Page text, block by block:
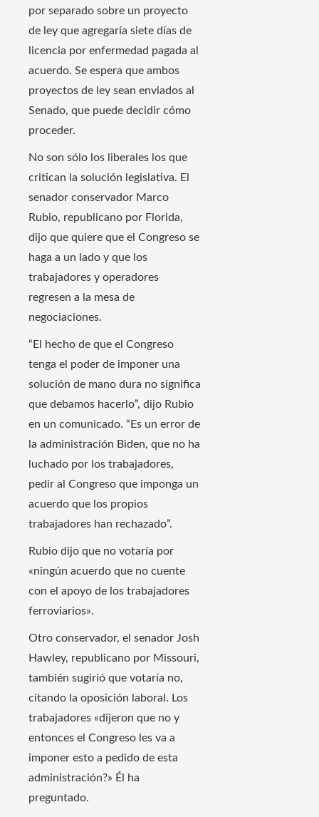
por separado sobre un proyecto
de ley que agregaría siete días de
licencia por enfermedad pagada al
acuerdo. Se espera que ambos
proyectos de ley sean enviados al
Senado, que puede decidir cómo
proceder.
No son sólo los liberales los que
critican la solución legislativa. El
senador conservador Marco
Rubio, republicano por Florida,
dijo que quiere que el Congreso se
haga a un lado y que los
trabajadores y operadores
regresen a la mesa de
negociaciones.
“El hecho de que el Congreso
tenga el poder de imponer una
solución de mano dura no significa
que debamos hacerlo”, dijo Rubio
en un comunicado. “Es un error de
la administración Biden, que no ha
luchado por los trabajadores,
pedir al Congreso que imponga un
acuerdo que los propios
trabajadores han rechazado”.
Rubio dijo que no votaría por
«ningún acuerdo que no cuente
con el apoyo de los trabajadores
ferroviarios».
Otro conservador, el senador Josh
Hawley, republicano por Missouri,
también sugirió que votaría no,
citando la oposición laboral. Los
trabajadores «dijeron que no y
entonces el Congreso les va a
imponer esto a pedido de esta
administración?» Él ha
preguntado.